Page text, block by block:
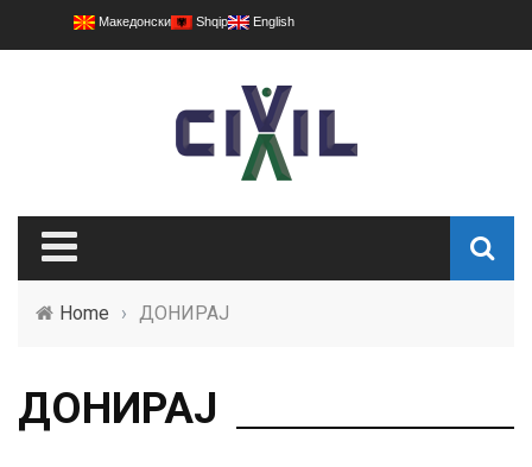
Македонски Shqip English
Home › ДОНИРАЈ
ДОНИРАЈ